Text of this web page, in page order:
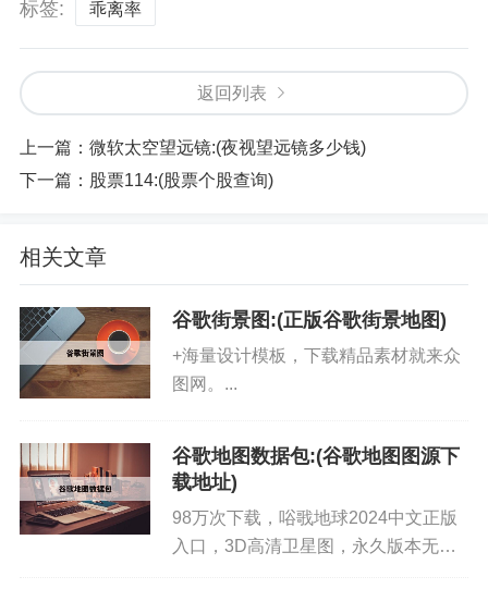
标签: 乖离率
返回列表
上一篇： 微软太空望远镜:(夜视望远镜多少钱)
下一篇： 股票114:(股票个股查询)
相关文章
谷歌街景图:(正版谷歌街景地图)
+海量设计模板，下载精品素材就来众
图网。...
谷歌地图数据包:(谷歌地图图源下
载地址)
98万次下载，唂戨地球2024中文正版
入口，3D高清卫星图，永久版本无限